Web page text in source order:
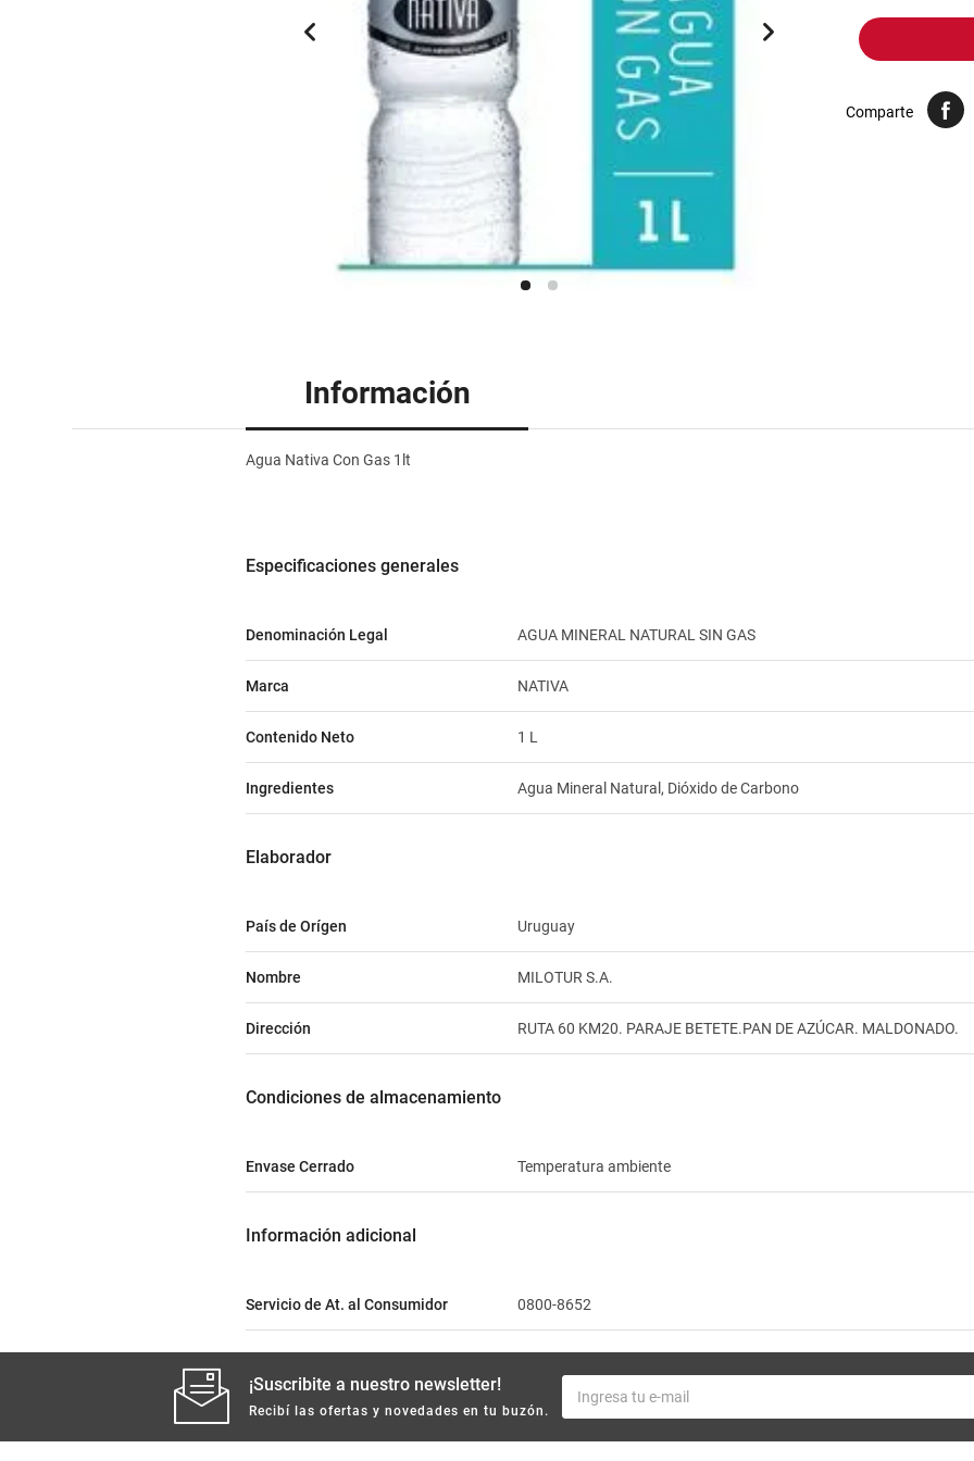
Comparte
Información
Agua Nativa Con Gas 1lt
especificaciones generales
Denominación Legal AGUA MINERAL NATURAL SIN GAS
Marca NATIVA
Contenido Neto 1 L
Ingredientes Agua Mineral Natural, Dióxido de Carbono
elaborador
País de Orígen Uruguay
Nombre MILOTUR S.A.
Dirección RUTA 60 KM20. PARAJE BETETE.PAN DE AZÚCAR. MALDONADO.
condiciones de almacenamiento
Envase Cerrado Temperatura ambiente
información adicional
Servicio de At. al Consumidor 0800-8652
¡Suscribite a nuestro newsletter!
Recibí las ofertas y novedades en tu buzón.